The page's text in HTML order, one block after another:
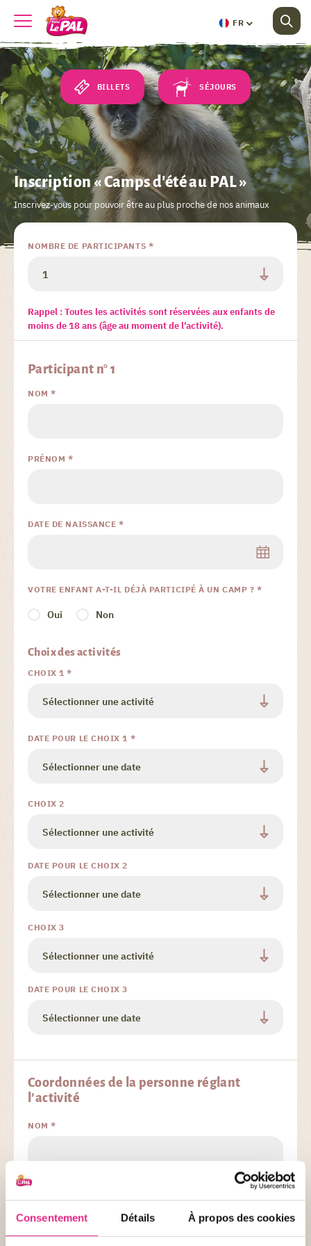
Consentement Détails À propos des cookies
FR
BILLETS SÉJOURS
Inscription « Camps d'été au PAL »
Inscrivez-vous pour pouvoir être au plus proche de nos animaux
NOMBRE DE PARTICIPANTS *
Rappel : Toutes les activités sont réservées aux enfants de
moins de 18 ans (âge au moment de l'activité).
Participant n° 1
NOM *
PRÉNOM *
DATE DE NAISSANCE *
VOTRE ENFANT A-T-IL DÉJÀ PARTICIPÉ À UN CAMP ? *
Oui Non
Choix des activités
CHOIX 1 *
DATE POUR LE CHOIX 1 *
CHOIX 2
DATE POUR LE CHOIX 2
CHOIX 3
DATE POUR LE CHOIX 3
Coordonnées de la personne réglant
l’activité
NOM *